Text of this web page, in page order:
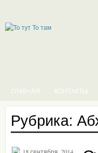
ГЛАВНАЯ КОНТАКТЫ
Рубрика: